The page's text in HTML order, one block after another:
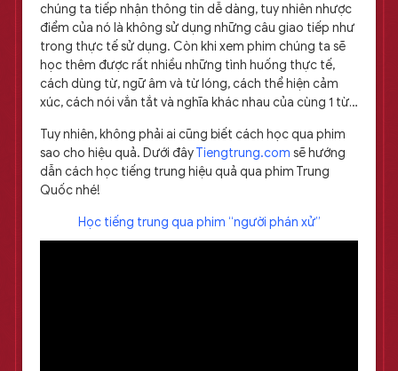
chúng ta tiếp nhận thông tin dễ dàng, tuy nhiên nhược
điểm của nó là không sử dụng những câu giao tiếp như
trong thực tế sử dụng. Còn khi xem phim chúng ta sẽ
học thêm được rất nhiều những tình huống thực tế,
cách dùng từ, ngữ âm và từ lóng, cách thể hiện cảm
xúc, cách nói vắn tắt và nghĩa khác nhau của cùng 1 từ…
Tuy nhiên, không phải ai cũng biết cách học qua phim
sao cho hiệu quả. Dưới đâyTiengtrung.com sẽ hướng
dẫn cách học tiếng trung hiệu quả qua phim Trung
Quốc nhé!
Học tiếng trung qua phim “người phán xử”